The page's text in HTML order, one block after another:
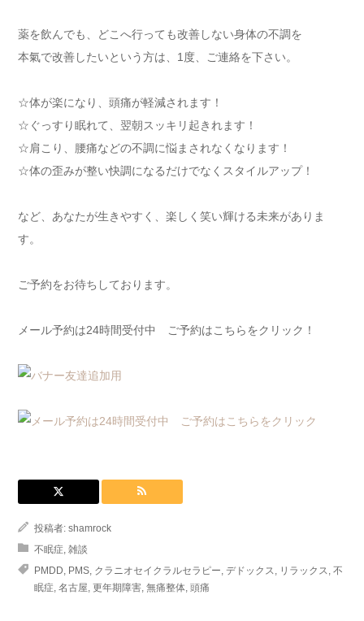
薬を飲んでも、どこへ行っても改善しない身体の不調を
本氣で改善したいという方は、1度、ご連絡を下さい。
☆体が楽になり、頭痛が軽減されます！
☆ぐっすり眠れて、翌朝スッキリ起きれます！
☆肩こり、腰痛などの不調に悩まされなくなります！
☆体の歪みが整い快調になるだけでなくスタイルアップ！
など、あなたが生きやすく、楽しく笑い輝ける未来がありま
す。
ご予約をお待ちしております。
メール予約は24時間受付中 ご予約はこちらをクリック！
投稿者: shamrock
不眠症, 雑談
PMDD, PMS, クラニオセイクラルセラピー, デドックス, リラックス, 不
眠症, 名古屋, 更年期障害, 無痛整体, 頭痛